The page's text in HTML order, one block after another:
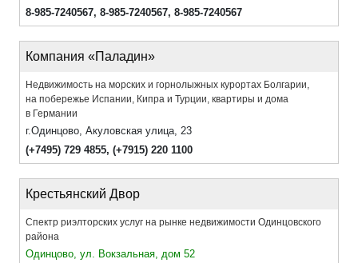
8-985-7240567, 8-985-7240567, 8-985-7240567
Компания «Паладин»
Недвижимость на морских и горнолыжных курортах Болгарии,
на побережье Испании, Кипра и Турции, квартиры и дома
в Германии
г.Одинцово, Акуловская улица, 23
(+7495) 729 4855, (+7915) 220 1100
Крестьянский Двор
Спектр риэлторских услуг на рынке недвижимости Одинцовского
района
Одинцово, ул. Вокзальная, дом 52